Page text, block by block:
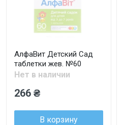
АлфаВит Детский Сад
таблетки жев. №60
Нет в наличии
266 ₴
В корзину